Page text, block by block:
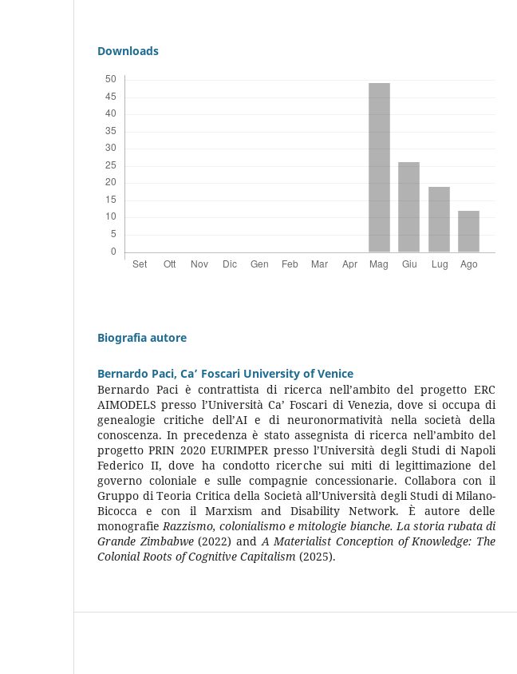
Downloads
Biografia autore
Bernardo Paci, Ca’ Foscari University of Venice
Bernardo Paci è contrattista di ricerca nell’ambito del progetto ERC
AIMODELS presso l’Università Ca’ Foscari di Venezia, dove si occupa di
genealogie critiche dell’AI e di neuronormatività nella società della
conoscenza. In precedenza è stato assegnista di ricerca nell’ambito del
progetto PRIN 2020 EURIMPER presso l’Università degli Studi di Napoli
Federico II, dove ha condotto ricerche sui miti di legittimazione del
governo coloniale e sulle compagnie concessionarie. Collabora con il
Gruppo di Teoria Critica della Società all’Università degli Studi di Milano-
Bicocca e con il Marxism and Disability Network. È autore delle
monografieRazzismo, colonialismo e mitologie bianche. La storia rubata di
Grande Zimbabwe(2022) andA Materialist Conception of Knowledge: The
Colonial Roots of Cognitive Capitalism (2025).